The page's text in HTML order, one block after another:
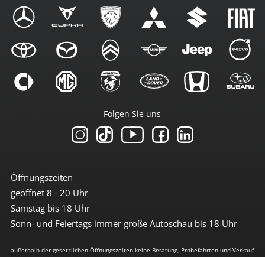
Öffnungszeiten
geöffnet 8 - 20 Uhr
Samstag bis 18 Uhr
Sonn- und Feiertags immer große Autoschau bis 18 Uhr
Folgen Sie uns
außerhalb der gesetzlichen Öffnungszeiten keine Beratung, Probefahrten und Verkauf